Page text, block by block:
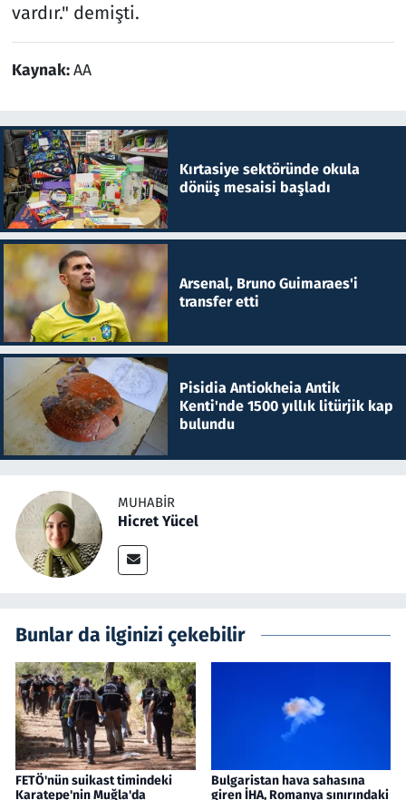
vardır." demişti.
Kaynak:AA
Kırtasiye sektöründe okula
dönüş mesaisi başladı
Arsenal, Bruno Guimaraes'i
transfer etti
Pisidia Antiokheia Antik
Kenti'nde 1500 yıllık litürjik kap
bulundu
MUHABIR
Hicret Yücel
Bunlar da ilginizi çekebilir
FETÖ'nün suikast timindeki
Karatepe'nin Muğla'da
Bulgaristan hava sahasına
giren İHA, Romanya sınırındaki